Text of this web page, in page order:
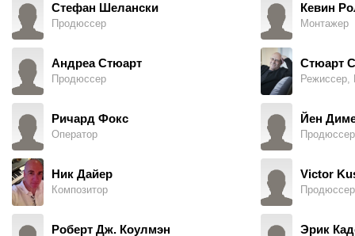
Стефан Шелански
Продюссер
Андреа Стюарт
Продюссер
Ричард Фокс
Оператор
Ник Дайер
Композитор
Роберт Дж. Коулмэн
Кевин
Монтажер
Стюарт
Режиссер,
Йен
Продюссер
Victor
Эрик